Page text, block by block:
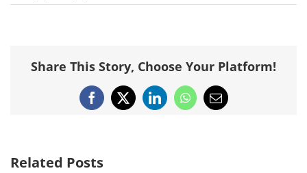
Share This Story, Choose Your Platform!
Facebook
X LinkedInWhatsApp
Email
Related Posts